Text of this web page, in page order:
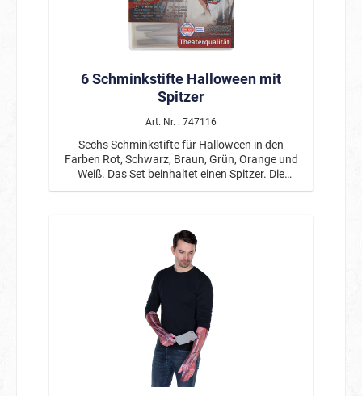
6 Schminkstifte Halloween mit
Spitzer
Art. Nr. : 747116
Sechs Schminkstifte für Halloween in den
Farben Rot, Schwarz, Braun, Grün, Orange und
Weiß. Das Set beinhaltet einen Spitzer. Die
Farben sind mit Wasser und Seife abwaschbar.